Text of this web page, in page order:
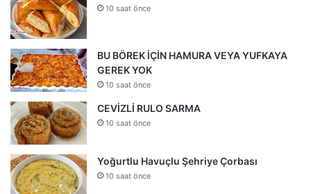
10 saat önce
BU BÖREK İÇİN HAMURA VEYA YUFKAYA
GEREK YOK
10 saat önce
CEVİZLİ RULO SARMA
10 saat önce
Yoğurtlu Havuçlu Şehriye Çorbası
10 saat önce